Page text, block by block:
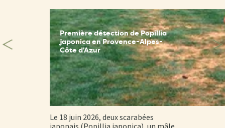
Première détection de Popillia
japonica en Provence-Alpes-
Côte d'Azur
Le 18 juin 2026, deux scarabées
japonais (Popillia japonica), un mâle